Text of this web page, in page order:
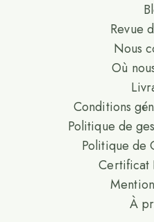
Revue
Nous
Où
Conditions
Politique de
Politique de
Certificat
À